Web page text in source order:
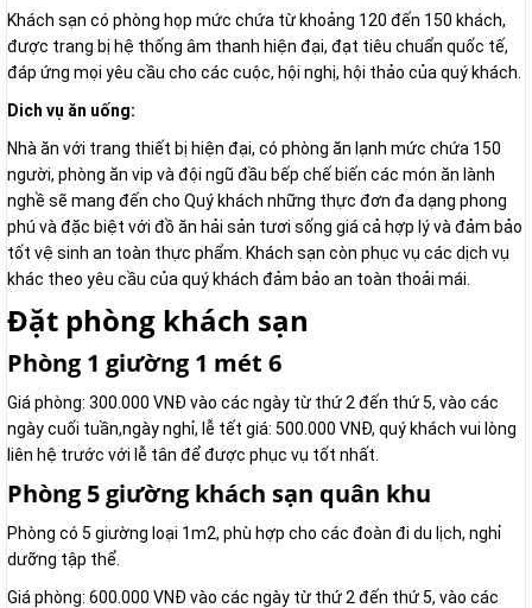
Khách sạn có phòng họp mức chứa từ khoảng 120 đến 150 khách,
được trang bị hệ thống âm thanh hiện đại, đạt tiêu chuẩn quốc tế,
đáp ứng mọi yêu cầu cho các cuộc, hội nghị, hội thảo của quý khách.
Dich vụ ăn uống:
Nhà ăn với trang thiết bị hiện đại, có phòng ăn lạnh mức chứa 150
người, phòng ăn vip và đội ngũ đầu bếp chế biến các món ăn lành
nghề sẽ mang đến cho Quý khách những thực đơn đa dạng phong
phú và đặc biệt với đồ ăn hải sản tươi sống giá cả hợp lý và đảm bảo
tốt vệ sinh an toàn thực phẩm. Khách sạn còn phục vụ các dịch vụ
khác theo yêu cầu của quý khách đảm bảo an toàn thoải mái.
Đặt phòng khách sạn
Phòng 1 giường 1 mét 6
Giá phòng: 300.000 VNĐ vào các ngày từ thứ 2 đến thứ 5, vào các
ngày cuối tuần,ngày nghỉ, lễ tết giá: 500.000 VNĐ, quý khách vui lòng
liên hệ trước với lễ tân để được phục vụ tốt nhất.
Phòng 5 giường khách sạn quân khu
Phòng có 5 giường loại 1m2, phù hợp cho các đoàn đi du lịch, nghỉ
dưỡng tập thể.
Giá phòng: 600.000 VNĐ vào các ngày từ thứ 2 đến thứ 5, vào các